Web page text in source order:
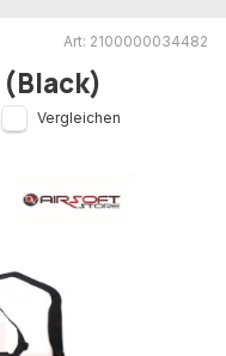
Art: 2100000034482
Vergleichen